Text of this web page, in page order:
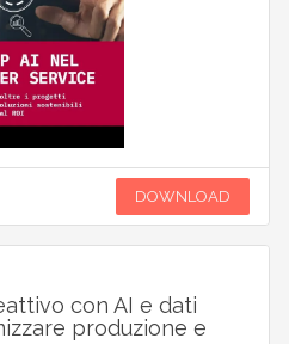
DOWNLOAD
con AI e dati
produzione e